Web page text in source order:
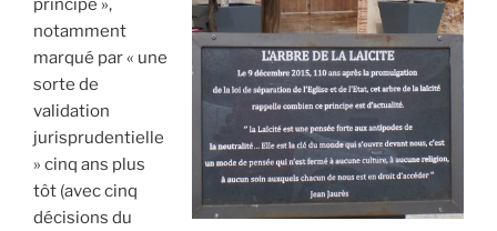
principe »,
notamment
marqué par « une
sorte de
validation
jurisprudentielle
» cinq ans plus
tôt (avec cinq
décisions du